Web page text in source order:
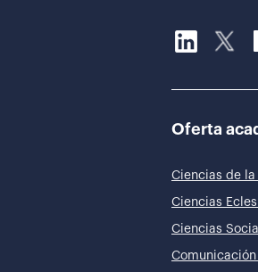
Oferta
Ciencias de la
Ciencias
Ciencias